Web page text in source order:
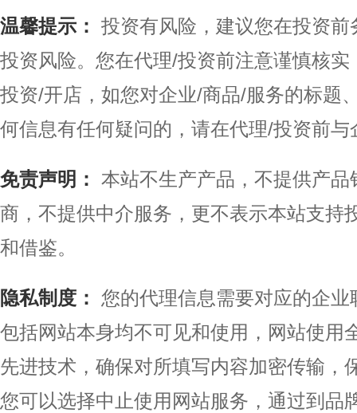
温馨提示： 投资有风险，建议您在投资
投资风险。您在代理/投资前注意谨慎核
投资/开店，如您对企业/商品/服务的标题
何信息有任何疑问的，请在代理/投资前与
免责声明： 本站不生产产品，不提供产
商，不提供中介服务，更不表示本站支持
和借鉴。
隐私制度：
您的代理信息需要对应的企
包括网站本身均不可见和使用，网站使用
先进技术，确保对所填写内容加密传输，
您可以选择中止使用网站服务，通过到品